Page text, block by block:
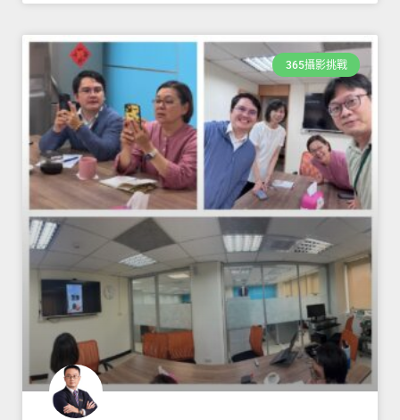
365攝影挑戰